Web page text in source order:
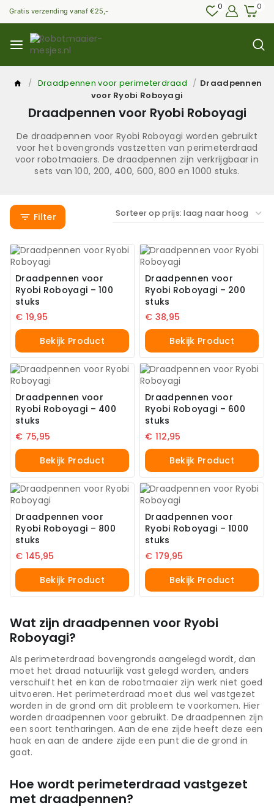
Gratis verzending vanaf €25,- 0 0
/ Draadpennen voor perimeterdraad / Draadpennen
voor Ryobi Roboyagi
Draadpennen voor Ryobi Roboyagi
De draadpennen voor Ryobi Roboyagi worden gebruikt
voor het bovengronds vastzetten van perimeterdraad
voor robotmaaiers. De draadpennen zijn verkrijgbaar in
sets van 100, 200, 400, 600, 800 en 1000 stuks.
Filter
Draadpennen voor
Ryobi Roboyagi – 100
stuks
€ 19,95
Bekijk Product
Draadpennen voor
Ryobi Roboyagi – 200
stuks
€ 38,95
Bekijk Product
Draadpennen voor
Ryobi Roboyagi – 400
stuks
€ 75,95
Bekijk Product
Draadpennen voor
Ryobi Roboyagi – 600
stuks
€ 112,95
Bekijk Product
Draadpennen voor
Ryobi Roboyagi – 800
stuks
€ 145,95
Bekijk Product
Draadpennen voor
Ryobi Roboyagi – 1000
stuks
€ 179,95
Bekijk Product
Wat zijn draadpennen voor Ryobi
Roboyagi?
Als perimeterdraad bovengronds aangelegd wordt, dan
moet het draad natuurlijk vast gelegd worden, anders
verschuift het en kan de robotmaaier zijn werk niet goed
uitvoeren. Het perimeterdraad moet dus wel vastgezet
worden in de grond om dit probleem te voorkomen. Hier
worden draadpennen voor gebruikt. De draadpennen zijn
een soort tentharingen. Aan de ene zijde heeft deze een
haak en aan de andere zijde een punt die de grond in
gaat.
Hoe wordt perimeterdraad vastgezet
met draadpennen?